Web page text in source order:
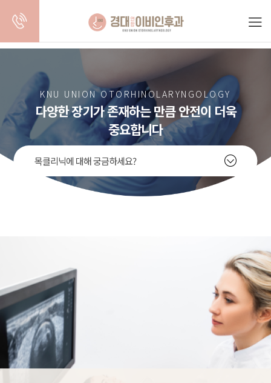
경대연합이비인후과
중구수면다원검사
경대연합이비인후과경대연합이비인후과
대구코성형
경대연합
KNU UNION OTORHINOLARYNGOLOGY
다양한 장기가 존재하는 만큼 안전이 더욱
중요합니다
목클리닉에 대해 궁금하세요?
갑상선질환
림프절질환